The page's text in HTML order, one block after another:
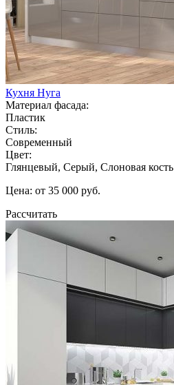
Кухня Нуга
Материал фасада:
Пластик
Стиль:
Современный
Цвет:
Глянцевый, Серый, Слоновая кость
Цена: от 35 000 руб.
Рассчитать